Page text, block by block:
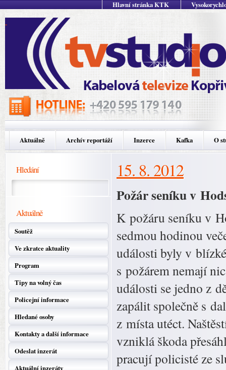
Hlavní stránka KTK
Aktuálně Archív reportáží Inzerce Kafka O
Hledání
Aktuálně
Soutěž
Ve zkratce aktuality
Program
Tipy na volný čas
Policejní informace
Hledané osoby
Kontakty a další informace
Odeslat inzerát
Aktuální inzeráty
15. 8. 2012
Požár seníku v
K požáru seníku v
sedmou hodinou
události byly v
s požárem nemají
události se jedno z
zapálit společně s
z místa utéct.
vzniklá škoda
pracují policisté ze